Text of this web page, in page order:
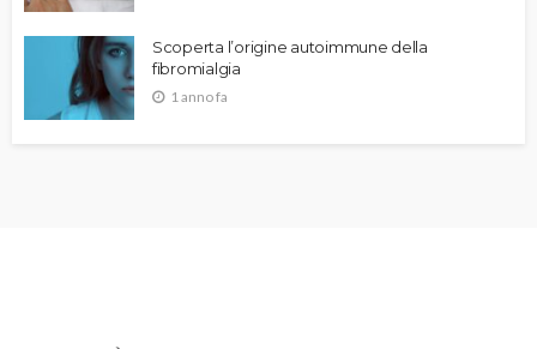
Scoperta l’origine autoimmune della
fibromialgia
1 anno fa